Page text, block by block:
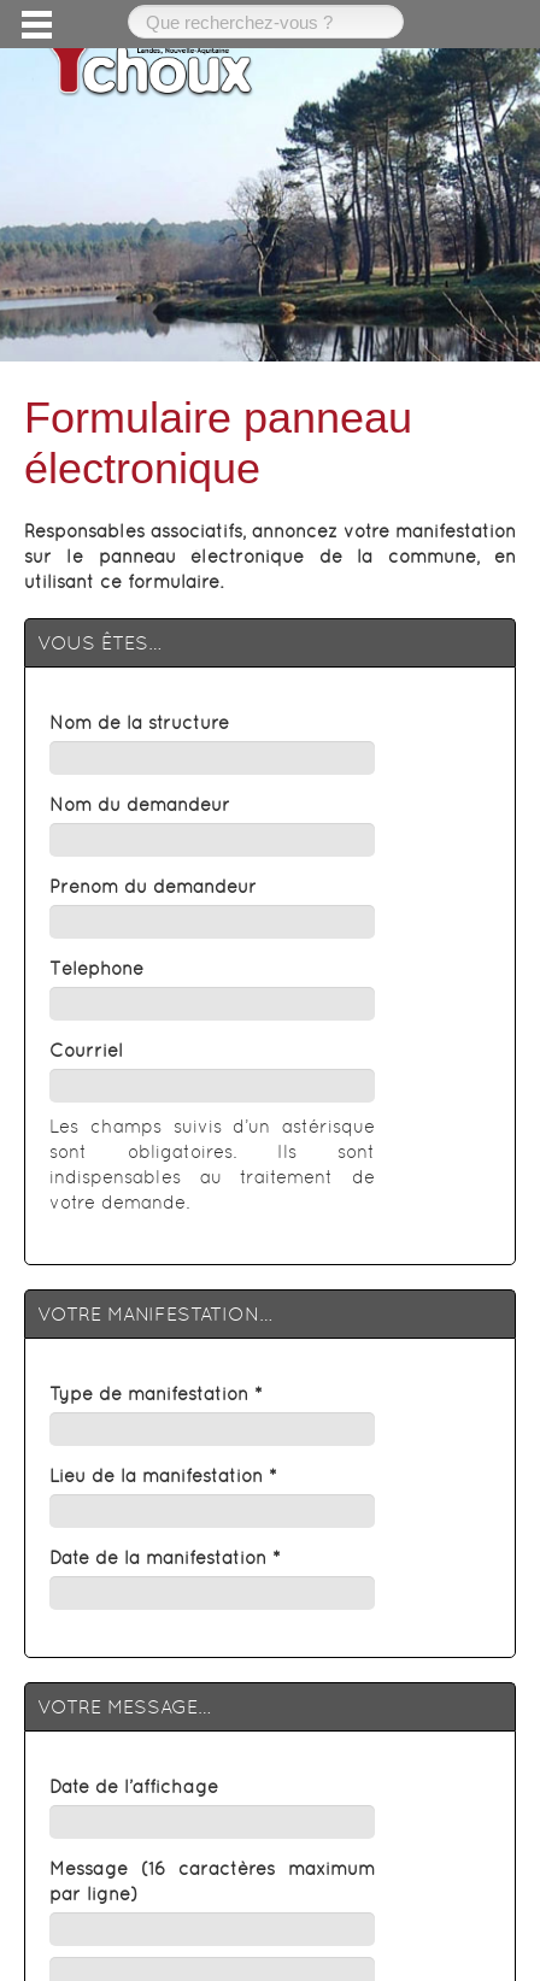
Formulaire panneau électronique
Formulaire panneau
électronique
Responsables associatifs, annoncez votre manifestation
sur le panneau électronique de la commune, en
utilisant ce formulaire.
VOUS ÊTES…
Nom de la structure
Nom du demandeur
Prénom du demandeur
Téléphone
Courriel
Les champs suivis d’un astérisque
sont obligatoires. Ils sont
indispensables au traitement de
votre demande.
VOTRE MANIFESTATION…
Type de manifestation *
Lieu de la manifestation *
Date de la manifestation *
VOTRE MESSAGE…
Date de l’affichage
Message (16 caractères maximum
par ligne)